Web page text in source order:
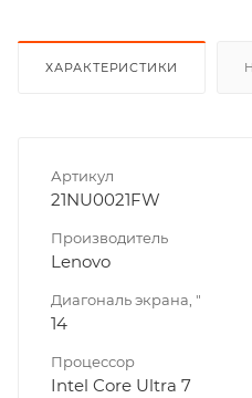
ХАРАКТЕРИСТИКИ
Артикул
21NU0021FW
Производитель
Lenovo
Диагональ экрана, "
14
Процессор
Intel Core Ultra 7